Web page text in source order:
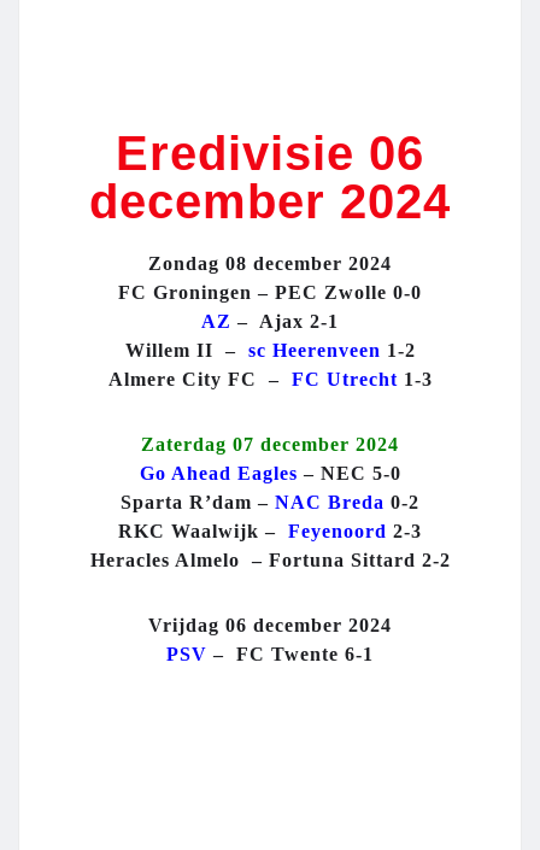
Eredivisie 06
december 2024
Zondag 08 december 2024
FC Groningen – PEC Zwolle 0-0
AZ – Ajax 2-1
Willem II – sc Heerenveen 1-2
Almere City FC – FC Utrecht 1-3
Zaterdag 07 december 2024
Go Ahead Eagles – NEC 5-0
Sparta R’dam – NAC Breda 0-2
RKC Waalwijk – Feyenoord 2-3
Heracles Almelo – Fortuna Sittard 2-2
Vrijdag 06 december 2024
PSV – FC Twente 6-1